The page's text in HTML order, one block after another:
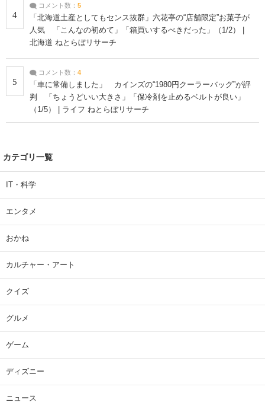
4
コメント数： 5
「北海道土産としてもセンス抜群」六花亭の“店舗限定”お菓子が
人気 「こんなの初めて」「箱買いするべきだった」（1/2） |
北海道 ねとらぼリサーチ
5
コメント数： 4
「車に常備しました」 カインズの“1980円クーラーバッグ”が評
判 「ちょうどいい大きさ」「保冷剤を止めるベルトが良い」
（1/5） | ライフ ねとらぼリサーチ
カテゴリ一覧
IT・科学
エンタメ
おかね
カルチャー・アート
クイズ
グルメ
ゲーム
ディズニー
ニュース